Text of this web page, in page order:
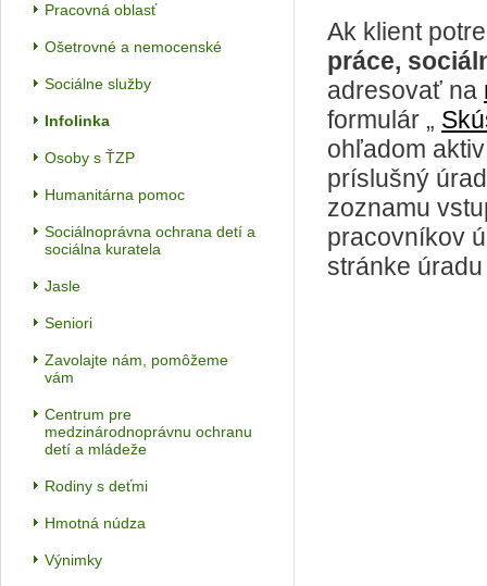
Ak klient
práce,
adresovať na
formulár „
ohľadom
príslušný
zoznamu
pracovníkov
stránke
Pracovná oblasť
Ošetrovné a nemocenské
Sociálne služby
Infolinka
Osoby s ŤZP
Humanitárna pomoc
Sociálnoprávna ochrana detí a
sociálna kuratela
Jasle
Seniori
Zavolajte nám, pomôžeme
vám
Centrum pre
medzinárodnoprávnu ochranu
detí a mládeže
Rodiny s deťmi
Hmotná núdza
Výnimky